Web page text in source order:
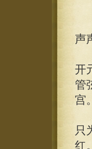
声
开
管
宫。
只
红